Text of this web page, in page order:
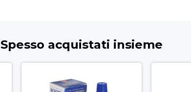
Spesso acquistati insieme